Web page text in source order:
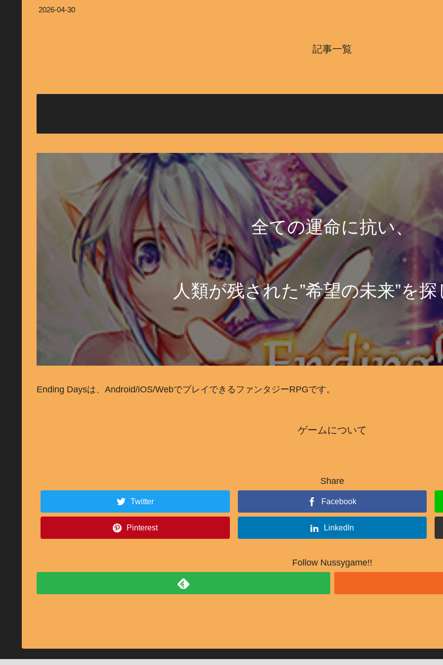
2026-04-30
記事一覧
全ての運命に抗い、
人類が残された”希望の未来”を
Ending Daysは、Android/iOS/WebでプレイできるファンタジーRPGです。
ゲームについて
Share
Twitter Facebook
Pinterest LinkedIn
Follow Nussygame!!